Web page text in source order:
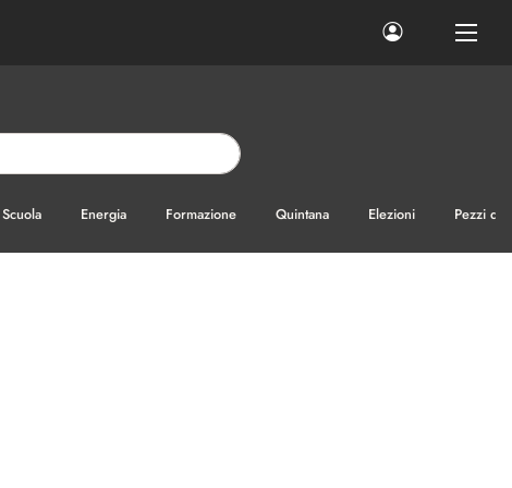
Scuola Energia Formazione Quintana Elezioni Pezzi di